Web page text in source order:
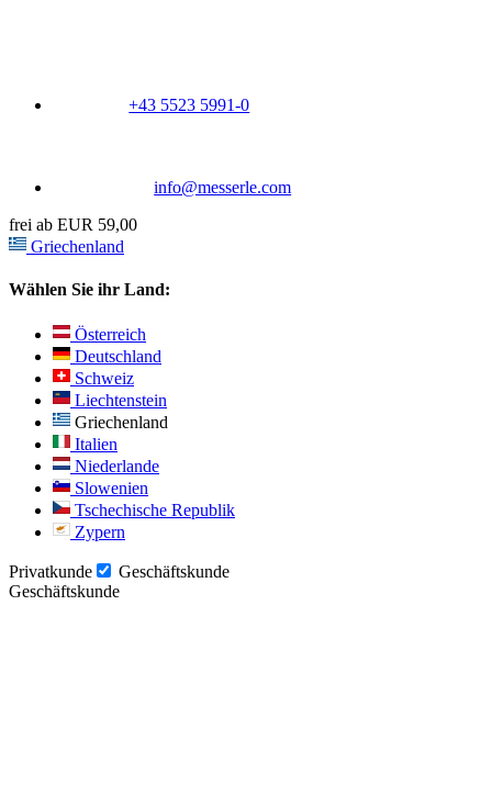
+43 5523 5991-0
info@messerle.com
frei ab EUR 59,00
Griechenland
Wählen Sie ihr Land:
Österreich
Deutschland
Schweiz
Liechtenstein
Griechenland
Italien
Niederlande
Slowenien
Tschechische Republik
Zypern
Privatkunde
Geschäftskunde
Geschäftskunde